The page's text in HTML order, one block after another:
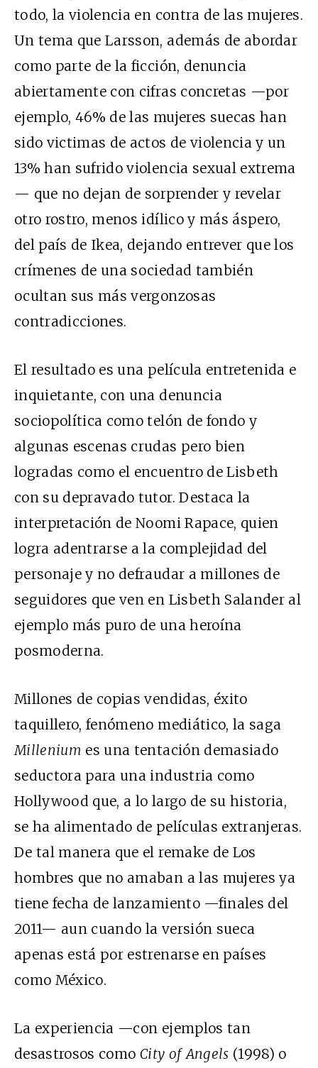
todo, la violencia en contra de las mujeres.
Un tema que Larsson, además de abordar
como parte de la ficción, denuncia
abiertamente con cifras concretas —por
ejemplo, 46% de las mujeres suecas han
sido victimas de actos de violencia y un
13% han sufrido violencia sexual extrema
— que no dejan de sorprender y revelar
otro rostro, menos idílico y más áspero,
del país de Ikea, dejando entrever que los
crímenes de una sociedad también
ocultan sus más vergonzosas
contradicciones.
El resultado es una película entretenida e
inquietante, con una denuncia
sociopolítica como telón de fondo y
algunas escenas crudas pero bien
logradas como el encuentro de Lisbeth
con su depravado tutor. Destaca la
interpretación de Noomi Rapace, quien
logra adentrarse a la complejidad del
personaje y no defraudar a millones de
seguidores que ven en Lisbeth Salander al
ejemplo más puro de una heroína
posmoderna.
Millones de copias vendidas, éxito
taquillero, fenómeno mediático, la saga
Millenium es una tentación demasiado
seductora para una industria como
Hollywood que, a lo largo de su historia,
se ha alimentado de películas extranjeras.
De tal manera que el remake de Los
hombres que no amaban a las mujeres ya
tiene fecha de lanzamiento —finales del
2011— aun cuando la versión sueca
apenas está por estrenarse en países
como México.
La experiencia —con ejemplos tan
desastrosos como City of Angels (1998) o